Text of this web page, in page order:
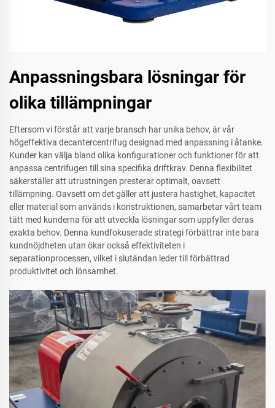
Anpassningsbara lösningar för
olika tillämpningar
Eftersom vi förstår att varje bransch har unika behov, är vår
högeffektiva decantercentrifug designad med anpassning i åtanke.
Kunder kan välja bland olika konfigurationer och funktioner för att
anpassa centrifugen till sina specifika driftkrav. Denna flexibilitet
säkerställer att utrustningen presterar optimalt, oavsett
tillämpning. Oavsett om det gäller att justera hastighet, kapacitet
eller material som används i konstruktionen, samarbetar vårt team
tätt med kunderna för att utveckla lösningar som uppfyller deras
exakta behov. Denna kundfokuserade strategi förbättrar inte bara
kundnöjdheten utan ökar också effektiviteten i
separationprocessen, vilket i slutändan leder till förbättrad
produktivitet och lönsamhet.